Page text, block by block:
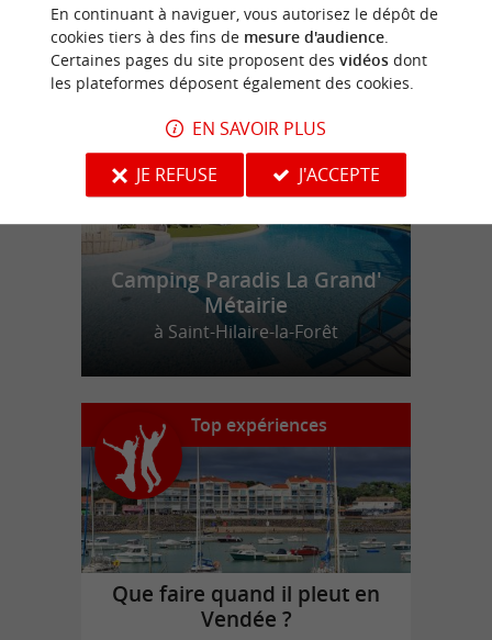
n
o
t
r
e
c
o
u
p
d
e
c
o
e
u
r
Camping Paradis La Grand'
Métairie
à Saint-Hilaire-la-Forêt
Top expériences
Que faire quand il pleut en
Vendée ?
En continuant à naviguer, vous autorisez le dépôt de
cookies tiers à des fins de mesure d'audience.
Certaines pages du site proposent des vidéosdont
les plateformes déposent également des cookies.
EN SAVOIR PLUS
JE REFUSE
J'ACCEPTE